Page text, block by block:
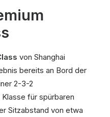
von Shanghai
bereits an Bord der
2-3-2
für spürbaren
Sitzabstand von etwa